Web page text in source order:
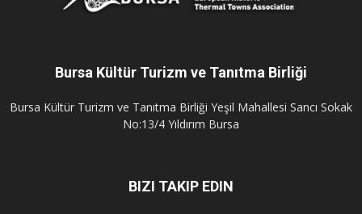
Bursa Kültür Turizm ve Tanıtma Birliği
Bursa Kültür Turizm ve Tanıtma Birliği Yeşil Mahallesi Sancı Sokak
No:13/4 Yıldırım Bursa
BIZI TAKIP EDIN